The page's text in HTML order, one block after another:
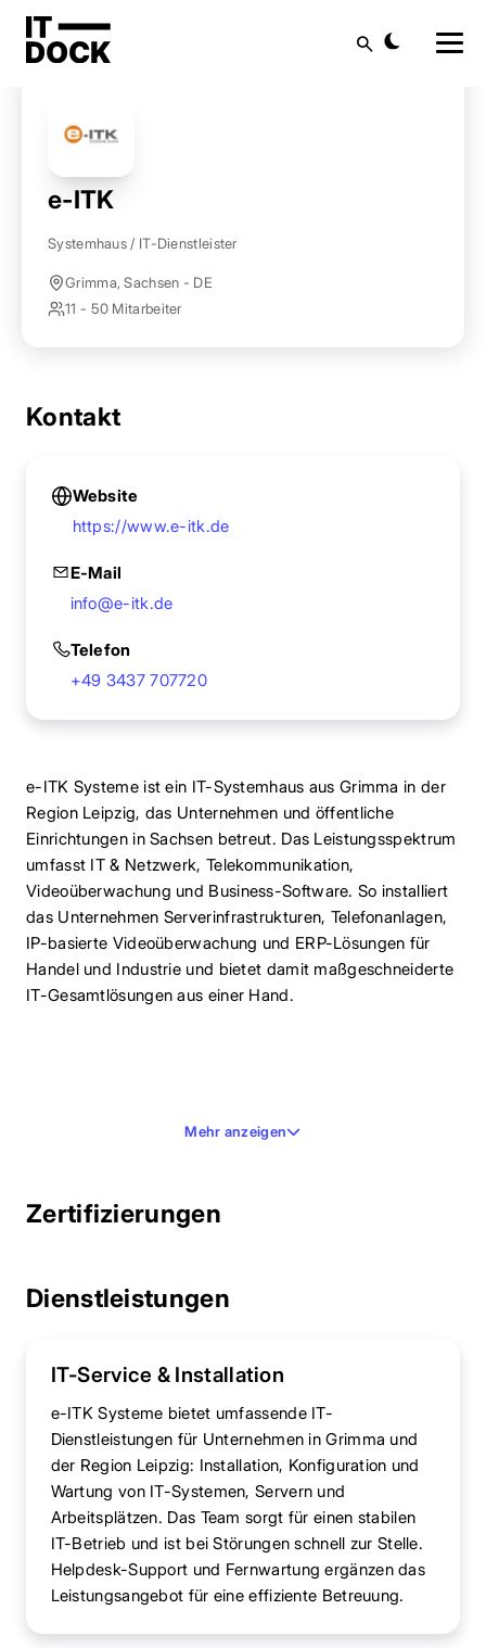
Startseite Anbieter finden
e-ITK
Systemhaus / IT-Dienstleister
Grimma, Sachsen - DE
11 - 50 Mitarbeiter
Kontakt
Website
https://www.e-itk.de
E-Mail
info@e-itk.de
Telefon
+49 3437 707720
e-ITK Systeme ist ein IT-Systemhaus aus Grimma in der
Region Leipzig, das Unternehmen und öffentliche
Einrichtungen in Sachsen betreut. Das Leistungsspektrum
umfasst IT & Netzwerk, Telekommunikation,
Videoüberwachung und Business-Software. So installiert
das Unternehmen Serverinfrastrukturen, Telefonanlagen,
IP-basierte Videoüberwachung und ERP-Lösungen für
Handel und Industrie und bietet damit maßgeschneiderte
IT-Gesamtlösungen aus einer Hand.
Mehr anzeigen
Zertifizierungen
Dienstleistungen
IT-Service & Installation
e-ITK Systeme bietet umfassende IT-
Dienstleistungen für Unternehmen in Grimma und
der Region Leipzig: Installation, Konfiguration und
Wartung von IT-Systemen, Servern und
Arbeitsplätzen. Das Team sorgt für einen stabilen
IT-Betrieb und ist bei Störungen schnell zur Stelle.
Helpdesk-Support und Fernwartung ergänzen das
Leistungsangebot für eine effiziente Betreuung.